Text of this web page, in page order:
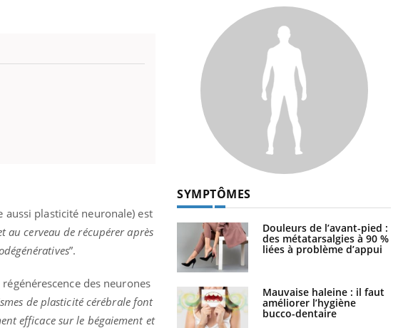
aussi plasticité neuronale) est
au cerveau de récupérer après
”.
des neurones
de plasticité cérébrale font
efficace sur le bégaiement et
SYMPTÔMES
Douleurs de l’avant-pied :
des métatarsalgies à 90 %
liées à problème d’appui
Mauvaise haleine : il faut
améliorer l’hygiène
bucco-dentaire